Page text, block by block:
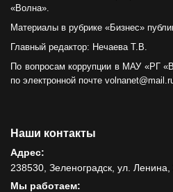
«Волна».
Материалы в рубрике «Бизнес»
Главный редактор: Нечаева Т.В.
По вопросам коррупции в МАУ «РГ
по электронной почте
Наши контакты
Адрес:
238530, Зеленоградск, ул. Ленина,
Мы работаем: